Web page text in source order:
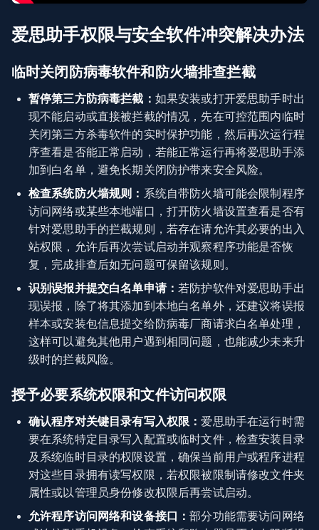
爱思助手权限与安全软件冲突解决办法
临时关闭防病毒软件和防火墙排查拦截
暂停第三方防病毒拦截： 如果安装或打开爱思助手时出
现不能启动或直接被拦截的情况，先在可控范围内临时
关闭第三方杀毒软件的实时保护功能，然后再次运行程
序查看是否能正常启动，若能正常运行再将爱思助手添
加到白名单，避免长期关闭防护带来安全风险。
检查系统防火墙规则： 系统自带防火墙可能会限制程序
访问网络或某些本地端口，打开防火墙设置查看是否有
针对爱思助手的拦截规则，若存在请允许其必要的出入
站权限，允许后再次尝试启动并观察程序功能是否恢
复，完成排查后如无问题可保留该规则。
识别误报并提交白名单申请： 若防护软件对爱思助手出
现误报，除了将其添加到本地白名单外，还建议将误报
样本或安装包信息提交给防病毒厂商请求白名单处理，
这样可以避免其他用户遇到相同问题，也能减少未来升
级时的拦截风险。
授予必要系统权限和文件访问权限
确认程序对关键目录有写入权限： 爱思助手在运行时需
要在系统特定目录写入配置或临时文件，检查安装目录
及系统临时目录的权限设置，确保当前用户或程序进程
对这些目录拥有读写权限，若权限被限制请修改文件夹
属性或以管理员身份修改权限后再尝试启动。
允许程序访问网络和设备接口：部分功能需要访问网络